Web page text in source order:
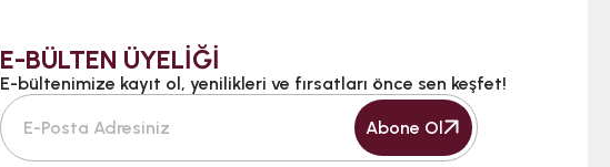
E-BÜLTEN ÜYELİĞİ
E-bültenimize kayıt ol, yenilikleri ve fırsatları önce sen keşfet!
Abone Ol